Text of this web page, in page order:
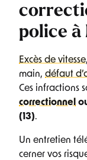
police à
Excès de vitesse
main, défaut
Ces infractions
correctionnel
(13).
Un entretien
cerner vos